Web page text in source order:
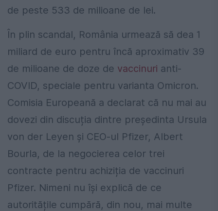
de peste 533 de milioane de lei.
În plin scandal, România urmează să dea 1
miliard de euro pentru încă aproximativ 39
de milioane de doze de vaccinuri anti-
COVID, speciale pentru varianta Omicron.
Comisia Europeană a declarat că nu mai au
dovezi din discuția dintre președinta Ursula
von der Leyen și CEO-ul Pfizer, Albert
Bourla, de la negocierea celor trei
contracte pentru achiziția de vaccinuri
Pfizer. Nimeni nu își explică de ce
autoritățile cumpără, din nou, mai multe